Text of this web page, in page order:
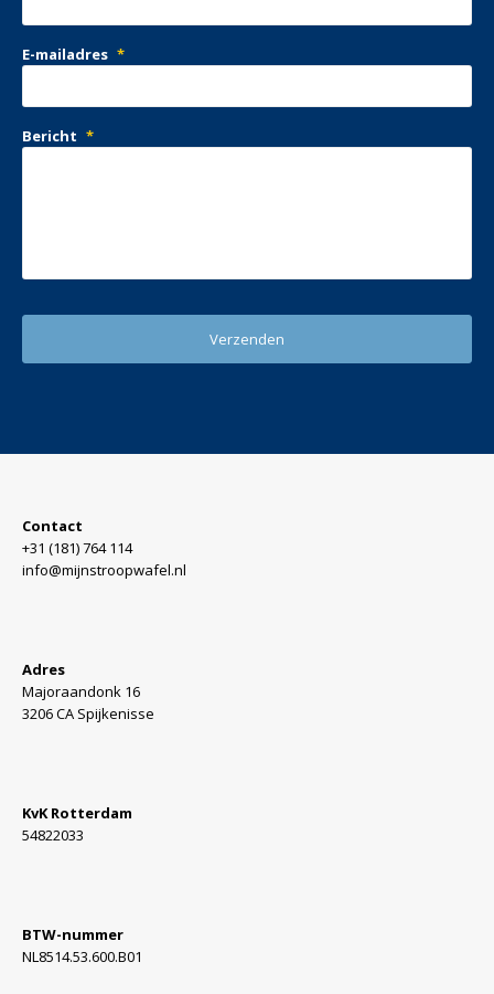
E-mailadres *
Bericht *
Contact
+31 (181) 764 114
info@mijnstroopwafel.nl
Adres
Majoraandonk 16
3206 CA Spijkenisse
KvK Rotterdam
54822033
BTW-nummer
NL8514.53.600.B01